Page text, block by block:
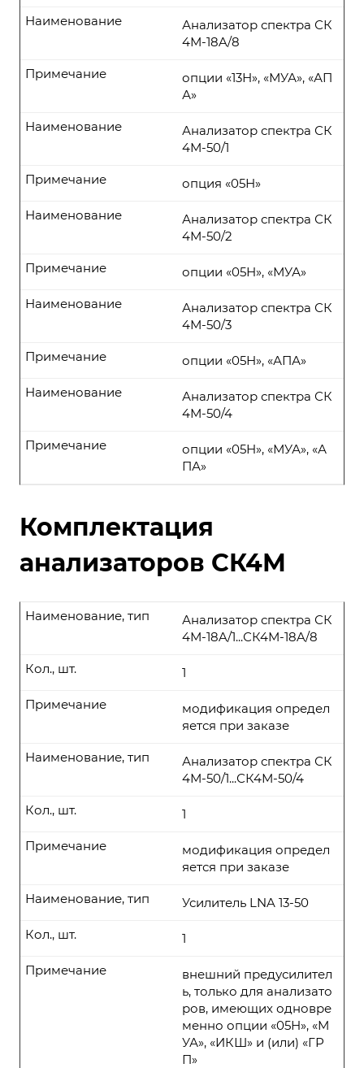
Анализатор спектра СК
4М-18A/8
Наименование
опции «13Н», «МУА», «АП
А»
Примечание
Анализатор спектра СК
4М-50/1
Наименование
опция «05Н»
Примечание
Анализатор спектра СК
4М-50/2
Наименование
опции «05Н», «МУА»
Примечание
Анализатор спектра СК
4М-50/3
Наименование
опции «05Н», «АПА»
Примечание
Анализатор спектра СК
4М-50/4
Наименование
опции «05Н», «МУА», «А
ПА»
Примечание
Комплектация
анализаторов СК4М
Анализатор спектра СК
4М-18A/1...СК4М-18A/8
Наименование, тип
1
Кол., шт.
модификация определ
яется при заказе
Примечание
Анализатор спектра СК
4М-50/1...СК4М-50/4
Наименование, тип
1
Кол., шт.
модификация определ
яется при заказе
Примечание
Усилитель LNA 13-50
Наименование, тип
1
Кол., шт.
внешний предусилител
ь, только для анализато
ров, имеющих одновре
менно опции «05Н», «М
УА», «ИКШ» и (или) «ГР
П»
Примечание